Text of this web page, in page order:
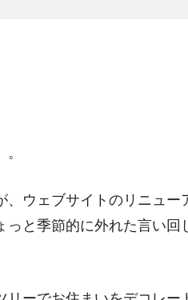
ウェブサイトのリニュー
と季節的に外れた言い回